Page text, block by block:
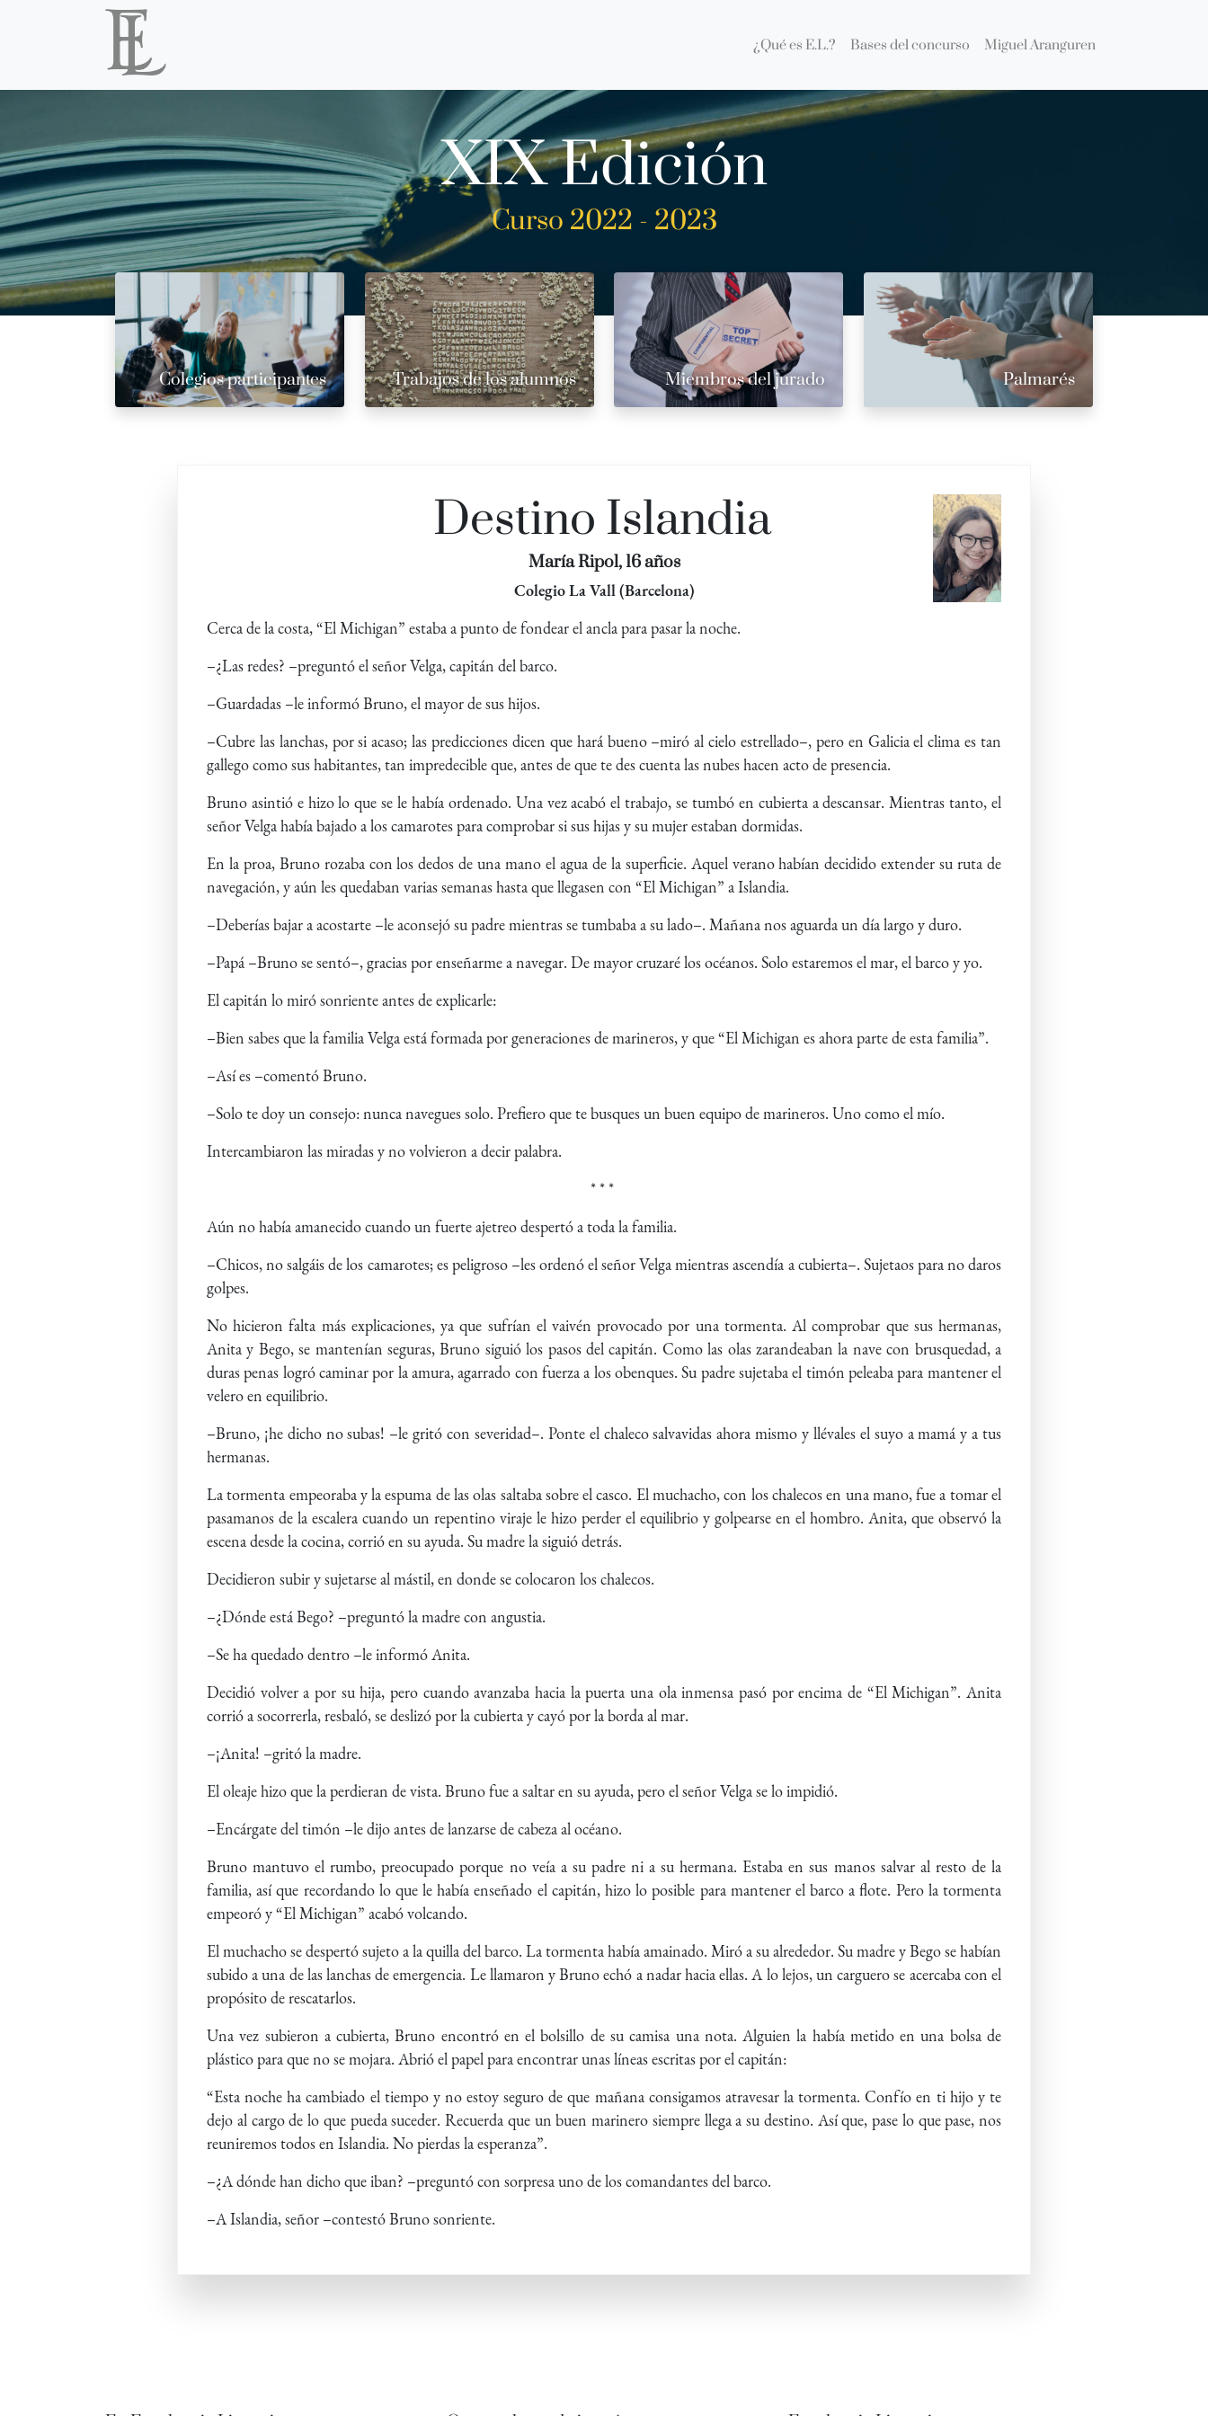
¿Qué es E.L.? Bases del concurso Miguel Aranguren
XIX Edición
Curso 2022 - 2023
Colegios participantes Trabajos de los alumnos Miembros del jurado Palmarés
Destino Islandia
María Ripol, 16 años
Colegio La Vall (Barcelona)
Cerca de la costa, “El Michigan” estaba a punto de fondear el ancla para pasar la noche.
–¿Las redes? –preguntó el señor Velga, capitán del barco.
–Guardadas –le informó Bruno, el mayor de sus hijos.
–Cubre las lanchas, por si acaso; las predicciones dicen que hará bueno –miró al cielo estrellado–, pero en Galicia el clima es tan
gallego como sus habitantes, tan impredecible que, antes de que te des cuenta las nubes hacen acto de presencia.
Bruno asintió e hizo lo que se le había ordenado. Una vez acabó el trabajo, se tumbó en cubierta a descansar. Mientras tanto, el
señor Velga había bajado a los camarotes para comprobar si sus hijas y su mujer estaban dormidas.
En la proa, Bruno rozaba con los dedos de una mano el agua de la superficie. Aquel verano habían decidido extender su ruta de
navegación, y aún les quedaban varias semanas hasta que llegasen con “El Michigan” a Islandia.
–Deberías bajar a acostarte –le aconsejó su padre mientras se tumbaba a su lado–. Mañana nos aguarda un día largo y duro.
–Papá –Bruno se sentó–, gracias por enseñarme a navegar. De mayor cruzaré los océanos. Solo estaremos el mar, el barco y yo.
El capitán lo miró sonriente antes de explicarle:
–Bien sabes que la familia Velga está formada por generaciones de marineros, y que “El Michigan es ahora parte de esta familia”.
–Así es –comentó Bruno.
–Solo te doy un consejo: nunca navegues solo. Prefiero que te busques un buen equipo de marineros. Uno como el mío.
Intercambiaron las miradas y no volvieron a decir palabra.
* * *
Aún no había amanecido cuando un fuerte ajetreo despertó a toda la familia.
–Chicos, no salgáis de los camarotes; es peligroso –les ordenó el señor Velga mientras ascendía a cubierta–. Sujetaos para no daros
golpes.
No hicieron falta más explicaciones, ya que sufrían el vaivén provocado por una tormenta. Al comprobar que sus hermanas,
Anita y Bego, se mantenían seguras, Bruno siguió los pasos del capitán. Como las olas zarandeaban la nave con brusquedad, a
duras penas logró caminar por la amura, agarrado con fuerza a los obenques. Su padre sujetaba el timón peleaba para mantener el
velero en equilibrio.
–Bruno, ¡he dicho no subas! –le gritó con severidad–. Ponte el chaleco salvavidas ahora mismo y llévales el suyo a mamá y a tus
hermanas.
La tormenta empeoraba y la espuma de las olas saltaba sobre el casco. El muchacho, con los chalecos en una mano, fue a tomar el
pasamanos de la escalera cuando un repentino viraje le hizo perder el equilibrio y golpearse en el hombro. Anita, que observó la
escena desde la cocina, corrió en su ayuda. Su madre la siguió detrás.
Decidieron subir y sujetarse al mástil, en donde se colocaron los chalecos.
–¿Dónde está Bego? –preguntó la madre con angustia.
–Se ha quedado dentro –le informó Anita.
Decidió volver a por su hija, pero cuando avanzaba hacia la puerta una ola inmensa pasó por encima de “El Michigan”. Anita
corrió a socorrerla, resbaló, se deslizó por la cubierta y cayó por la borda al mar.
–¡Anita! –gritó la madre.
El oleaje hizo que la perdieran de vista. Bruno fue a saltar en su ayuda, pero el señor Velga se lo impidió.
–Encárgate del timón –le dijo antes de lanzarse de cabeza al océano.
Bruno mantuvo el rumbo, preocupado porque no veía a su padre ni a su hermana. Estaba en sus manos salvar al resto de la
familia, así que recordando lo que le había enseñado el capitán, hizo lo posible para mantener el barco a flote. Pero la tormenta
empeoró y “El Michigan” acabó volcando.
El muchacho se despertó sujeto a la quilla del barco. La tormenta había amainado. Miró a su alrededor. Su madre y Bego se habían
subido a una de las lanchas de emergencia. Le llamaron y Bruno echó a nadar hacia ellas. A lo lejos, un carguero se acercaba con el
propósito de rescatarlos.
Una vez subieron a cubierta, Bruno encontró en el bolsillo de su camisa una nota. Alguien la había metido en una bolsa de
plástico para que no se mojara. Abrió el papel para encontrar unas líneas escritas por el capitán:
“Esta noche ha cambiado el tiempo y no estoy seguro de que mañana consigamos atravesar la tormenta. Confío en ti hijo y te
dejo al cargo de lo que pueda suceder. Recuerda que un buen marinero siempre llega a su destino. Así que, pase lo que pase, nos
reuniremos todos en Islandia. No pierdas la esperanza”.
–¿A dónde han dicho que iban? –preguntó con sorpresa uno de los comandantes del barco.
–A Islandia, señor –contestó Bruno sonriente.